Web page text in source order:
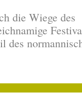
die Wiege des
des